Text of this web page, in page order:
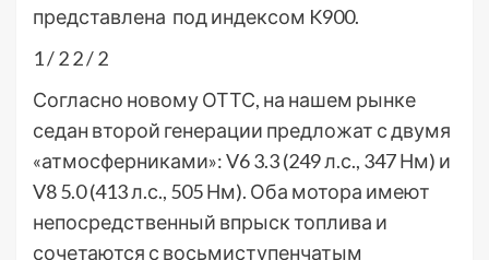
представлена под индексом K900.
1/ 22/ 2
Согласно новому ОТТС, на нашем рынке
седан второй генерации предложат с двумя
«атмосферниками»: V6 3.3 (249 л.с., 347 Нм) и
V8 5.0 (413 л.с., 505 Нм). Оба мотора имеют
непосредственный впрыск топлива и
сочетаются с восьмиступенчатым